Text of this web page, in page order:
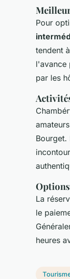
Pour
tendent
l'avance
par les
Bourget.
La
le
heures